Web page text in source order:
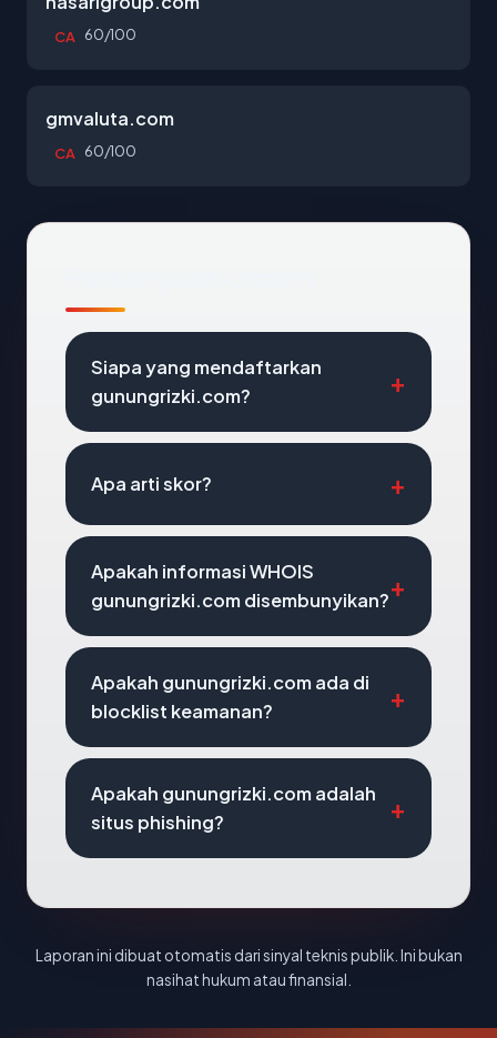
CA 60/100
gmvaluta.com
CA 60/100
Siapa yang mendaftarkan
gunungrizki.com?
Apa arti skor?
Apakah informasi WHOIS
gunungrizki.com disembunyikan?
Apakah gunungrizki.com ada di
blocklist keamanan?
Apakah gunungrizki.com adalah
situs phishing?
Laporan ini dibuat otomatis dari sinyal teknis publik. Ini bukan
nasihat hukum atau finansial.